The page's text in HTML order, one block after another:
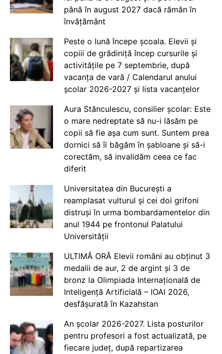
până în august 2027 dacă rămân în
învățământ
Peste o lună începe școala. Elevii și
copiii de grădiniță încep cursurile și
activitățile pe 7 septembrie, după
vacanța de vară / Calendarul anului
școlar 2026-2027 și lista vacanțelor
Aura Stănculescu, consilier școlar: Este
o mare nedreptate să nu-i lăsăm pe
copii să fie așa cum sunt. Suntem prea
dornici să îi băgăm în șabloane și să-i
corectăm, să invalidăm ceea ce fac
diferit
Universitatea din București a
reamplasat vulturul și cei doi grifoni
distruși în urma bombardamentelor din
anul 1944 pe frontonul Palatului
Universității
ULTIMĂ ORĂ Elevii români au obținut 3
medalii de aur, 2 de argint și 3 de
bronz la Olimpiada Internațională de
Inteligență Artificială – IOAI 2026,
desfășurată în Kazahstan
An școlar 2026-2027. Lista posturilor
pentru profesori a fost actualizată, pe
fiecare județ, după repartizarea